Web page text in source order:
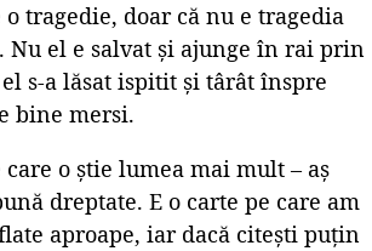
o tragedie, doar că nu e tragedia
Nu el e salvat și ajunge în rai prin
s-a lăsat ispitit și târât înspre
bine mersi.
care o știe lumea mai mult – aș
dreptate. E o carte pe care am
aproape, iar dacă citești puțin